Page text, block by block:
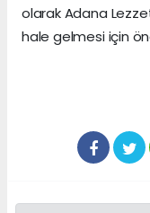
olarak Adana
hale gelmesi için